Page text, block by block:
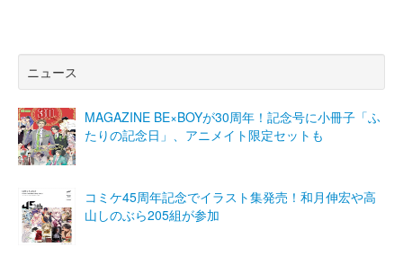
ニュース
MAGAZINE BE×BOYが30周年！記念号に小冊子「ふ
たりの記念日」、アニメイト限定セットも
コミケ45周年記念でイラスト集発売！和月伸宏や高
山しのぶら205組が参加